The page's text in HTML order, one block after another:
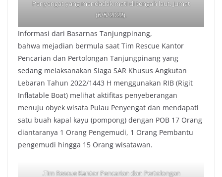
Penyengat yang mendadak mati di tengah laut, Jumat
(6/5/2022).
Informasi dari Basarnas Tanjungpinang,
bahwa mejadian bermula saat Tim Rescue Kantor
Pencarian dan Pertolongan Tanjungpinang yang
sedang melaksanakan Siaga SAR Khusus Angkutan
Lebaran Tahun 2022/1443 H menggunakan RIB (Rigit
Inflatable Boat) melihat aktifitas penyeberangan
menuju obyek wisata Pulau Penyengat dan mendapati
satu buah kapal kayu (pompong) dengan POB 17 Orang
diantaranya 1 Orang Pengemudi, 1 Orang Pembantu
pengemudi hingga 15 Orang wisatawan.
.Tim Rescue Kantor Pencarian dan Pertolongan